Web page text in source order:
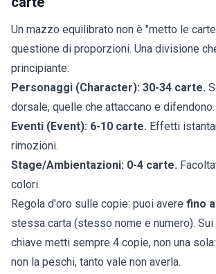
Un mazzo equilibrato non è "metto le
questione di proporzioni. Una divisione
principiante:
Personaggi (Character): 30-34 carte.
dorsale, quelle che attaccano e difendono.
Eventi (Event): 6-10 carte. Effetti
rimozioni.
Stage/Ambientazioni: 0-4 carte.
colori.
Regola d'oro sulle copie: puoi avere fino
stessa carta (stesso nome e numero).
chiave metti sempre 4 copie, non una
non la peschi, tanto vale non averla.